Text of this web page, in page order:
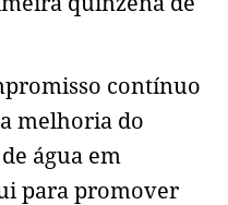
contínuo
melhoria do
água em
para promover